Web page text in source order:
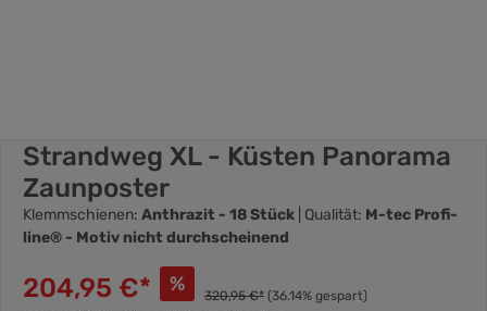
Strandweg XL - Küsten Panorama
Zaunposter
Klemmschienen: Anthrazit - 18 Stück | Qualität: M-tec Profi-
line® - Motiv nicht durchscheinend
204,95 €* % 320,95 €* (36.14% gespart)